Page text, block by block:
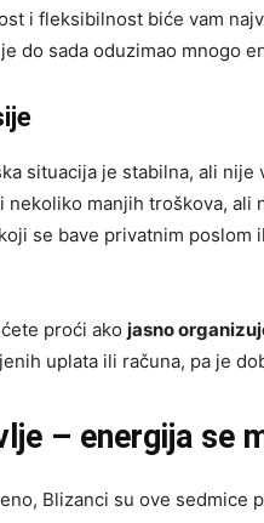
i fleksibilnost biće vam
do sada oduzimao mnogo
situacija je stabilna, ali
nekoliko manjih troškova, ali
se bave privatnim
proći ako jasno
uplata ili računa, pa je
– energija se
Blizanci su ove sedmice